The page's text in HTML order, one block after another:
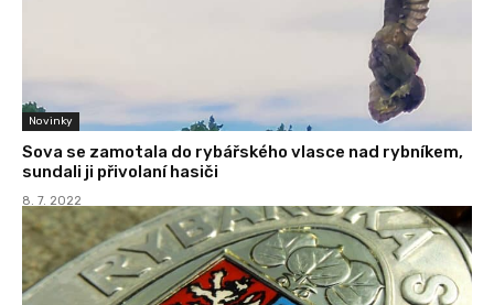
Novinky
Sova se zamotala do rybářského vlasce nad rybníkem,
sundali ji přivolaní hasiči
8. 7. 2022